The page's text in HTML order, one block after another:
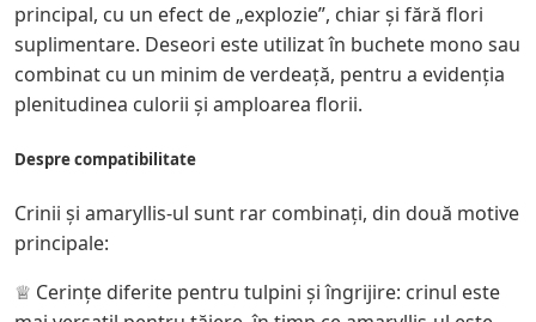
principal, cu un efect de „explozie”, chiar și fără flori
suplimentare. Deseori este utilizat în buchete mono sau
combinat cu un minim de verdeață, pentru a evidenția
plenitudinea culorii și amploarea florii.
Despre compatibilitate
Crinii și amaryllis-ul sunt rar combinați, din două motive
principale:
♕ Cerințe diferite pentru tulpini și îngrijire: crinul este